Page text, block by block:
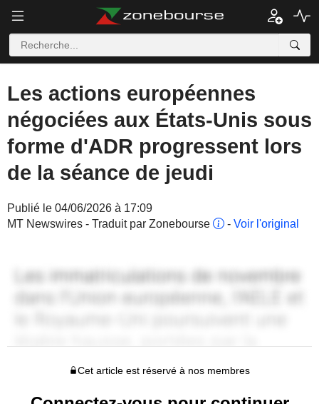
Les actions européennes
négociées aux États-Unis sous
forme d'ADR progressent lors
de la séance de jeudi
Publié le 04/06/2026 à 17:09
MT Newswires - Traduit par Zonebourse
- Voir l'original
Cet article est réservé à nos membres